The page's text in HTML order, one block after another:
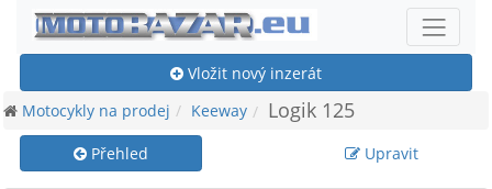
Vložit nový inzerát
Motocykly na prodej
Keeway Logik 125
Přehled Upravit